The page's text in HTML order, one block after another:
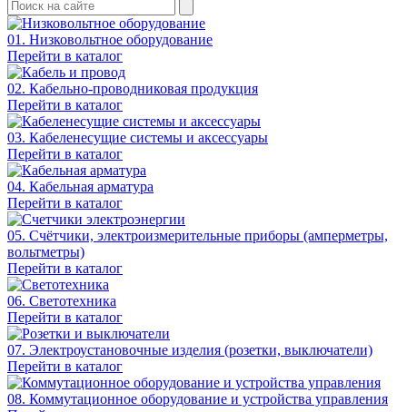
01. Низковольтное оборудование
Перейти в каталог
02. Кабельно-проводниковая продукция
Перейти в каталог
03. Кабеленесущие системы и аксессуары
Перейти в каталог
04. Кабельная арматура
Перейти в каталог
05. Счётчики, электроизмерительные приборы (амперметры,
вольтметры)
Перейти в каталог
06. Светотехника
Перейти в каталог
07. Электроустановочные изделия (розетки, выключатели)
Перейти в каталог
08. Коммутационное оборудование и устройства управления